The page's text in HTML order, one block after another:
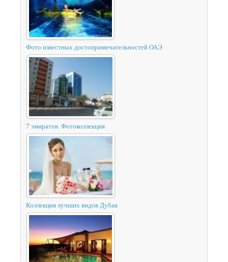
Фото известных достопримечательностей ОАЭ
7 эмиратов. Фотоколлекция
Коллекция лучших видов Дубая